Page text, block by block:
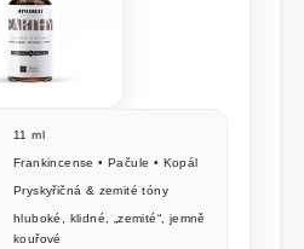
11 ml
Frankincense • Pačule • Kopál
Pryskyřičná & zemité tóny
hluboké, klidné, „zemité“, jemně
kouřové